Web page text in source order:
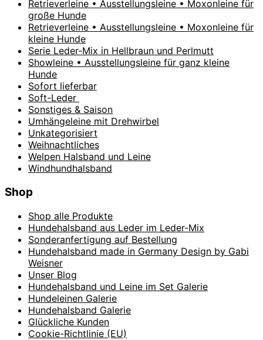
Retrieverleine • Ausstellungsleine • Moxonleine für
große Hunde
Retrieverleine • Ausstellungsleine • Moxonleine für
kleine Hunde
Serie Leder-Mix in Hellbraun und Perlmutt
Showleine • Ausstellungsleine für ganz kleine
Hunde
Sofort lieferbar
Soft-Leder
Sonstiges & Saison
Umhängeleine mit Drehwirbel
Unkategorisiert
Weihnachtliches
Welpen Halsband und Leine
Windhundhalsband
Shop
Shop alle Produkte
Hundehalsband aus Leder im Leder-Mix
Sonderanfertigung auf Bestellung
Hundehalsband made in Germany Design by Gabi
Weisner
Unser Blog
Hundehalsband und Leine im Set Galerie
Hundeleinen Galerie
Hundehalsband Galerie
Glückliche Kunden
Cookie-Richtlinie (EU)